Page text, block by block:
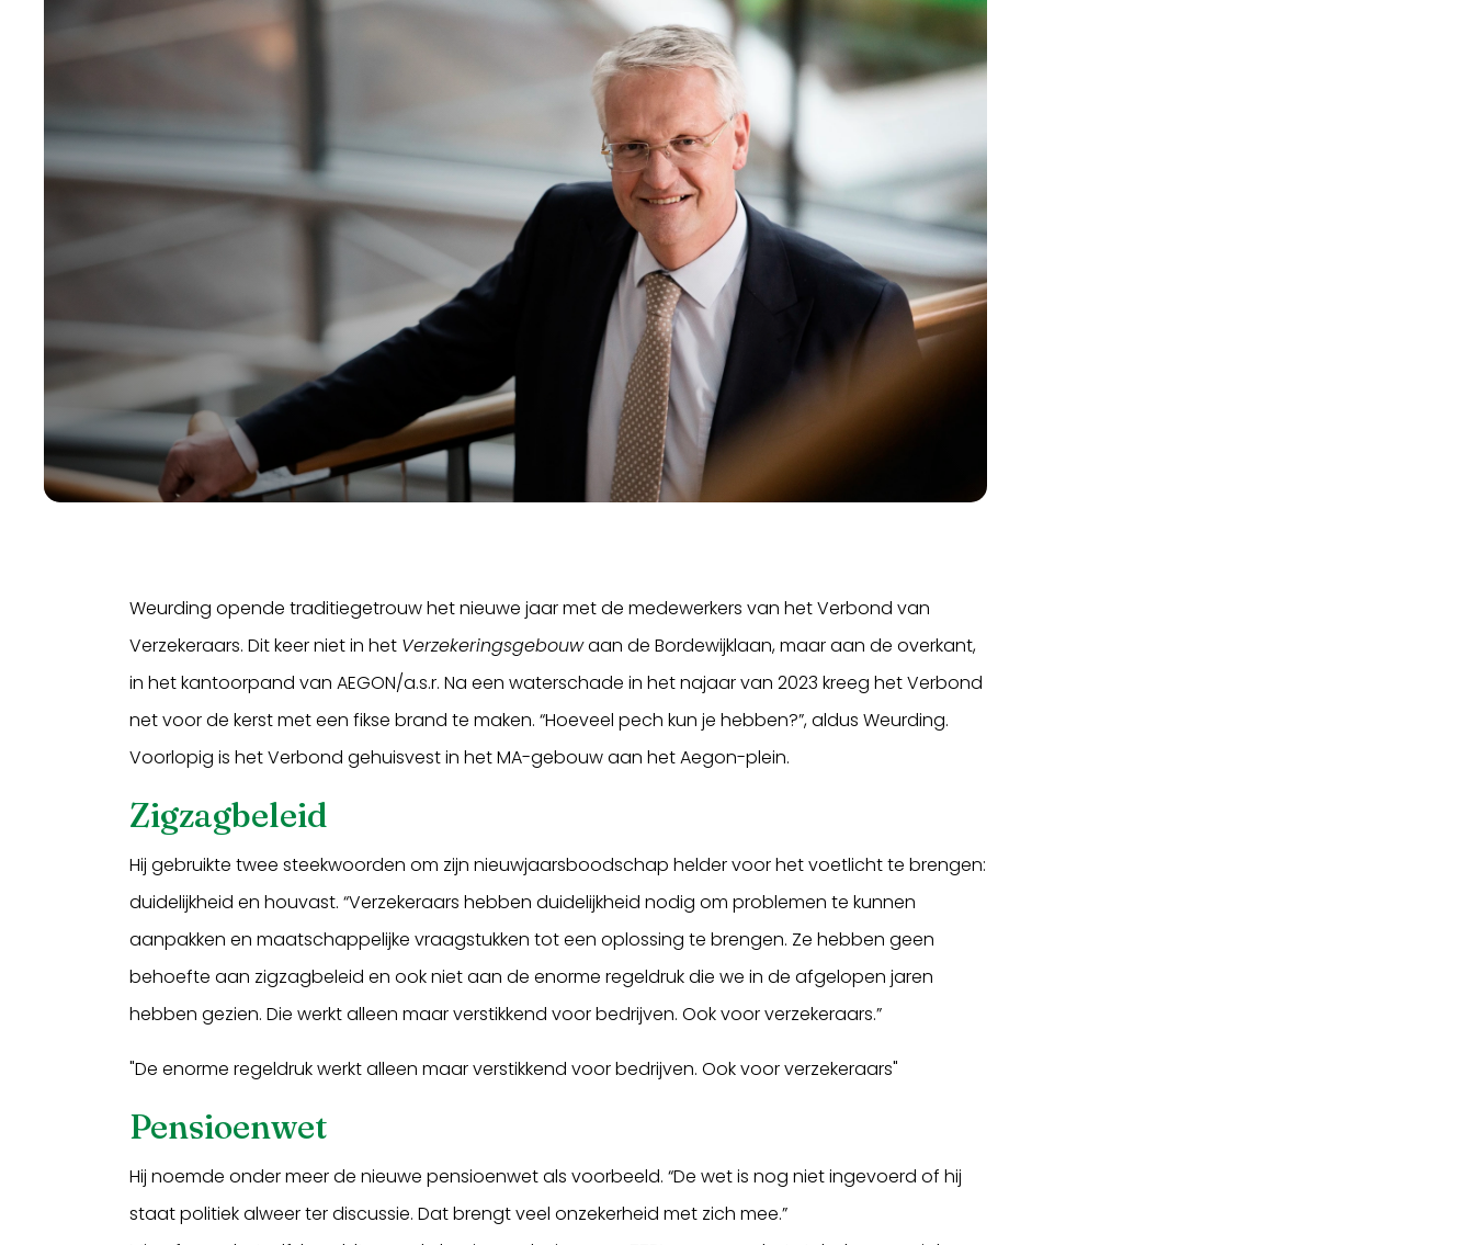
Weurding opende traditiegetrouw het nieuwe jaar met de medewerkers van het Verbond van
Verzekeraars. Dit keer niet in het Verzekeringsgebouwaan de Bordewijklaan, maar aan de overkant,
in het kantoorpand van AEGON/a.s.r. Na een waterschade in het najaar van 2023 kreeg het Verbond
net voor de kerst met een fikse brand te maken. “Hoeveel pech kun je hebben?”, aldus Weurding.
Voorlopig is het Verbond gehuisvest in het MA-gebouw aan het Aegon-plein.
Zigzagbeleid
Hij gebruikte twee steekwoorden om zijn nieuwjaarsboodschap helder voor het voetlicht te brengen:
duidelijkheid en houvast. “Verzekeraars hebben duidelijkheid nodig om problemen te kunnen
aanpakken en maatschappelijke vraagstukken tot een oplossing te brengen. Ze hebben geen
behoefte aan zigzagbeleid en ook niet aan de enorme regeldruk die we in de afgelopen jaren
hebben gezien. Die werkt alleen maar verstikkend voor bedrijven. Ook voor verzekeraars.”
"De enorme regeldruk werkt alleen maar verstikkend voor bedrijven. Ook voor verzekeraars"
Pensioenwet
Hij noemde onder meer de nieuwe pensioenwet als voorbeeld. “De wet is nog niet ingevoerd of hij
staat politiek alweer ter discussie. Dat brengt veel onzekerheid met zich mee.”